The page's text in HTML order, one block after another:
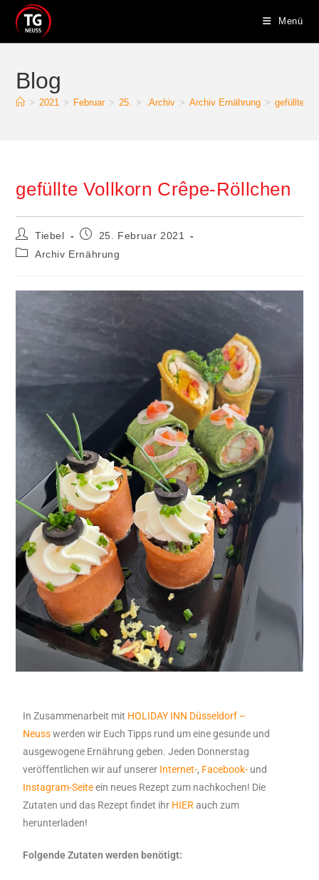
Menü
Blog
> 2021 > Februar > 25. > .Archiv > Archiv Ernährung > gefüllte
gefüllte Vollkorn Crêpe-Röllchen
Tiebel
25. Februar 2021
Archiv Ernährung
In Zusammenarbeit mit HOLIDAY INN Düsseldorf –
Neusswerden wir Euch Tipps rund um eine gesunde und
ausgewogene Ernährung geben. Jeden Donnerstag
veröffentlichen wir auf unserer Internet-, Facebook- und
Instagram-Seiteein neues Rezept zum nachkochen! Die
Zutaten und das Rezept findet ihr HIERauch zum
herunterladen!
Folgende Zutaten werden benötigt: